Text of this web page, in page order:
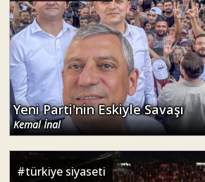
Yeni Parti'nin Eskiyle Savaşı
Kemal İnal
#türkiye siyaseti